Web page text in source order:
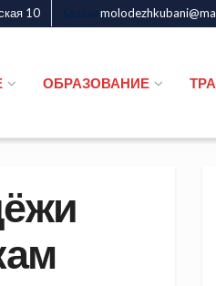
10
ОБРАЗОВАНИЕ